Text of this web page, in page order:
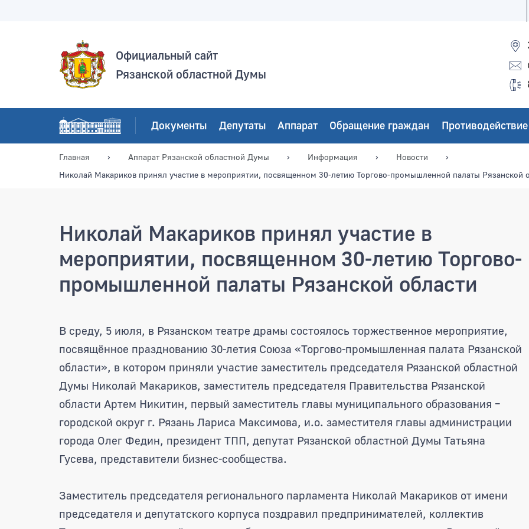
Официальный сайт
Рязанской областной Думы
Документы Депутаты Аппарат Обращение граждан
Главная Аппарат Рязанской областной Думы Информация
Новости
Николай Макариков принял участие в мероприятии, посвященном 30-летию Торгово-промышленной палаты Рязанской
Николай Макариков принял участие в
мероприятии, посвященном 30-летию Торгово-
промышленной палаты Рязанской области
Николай Макариков принял участие в мероприятии,
В среду, 5 июля, в Рязанском театре драмы состоялось торжественное мероприятие,
посвящённое празднованию 30-летия Союза «Торгово-промышленная палата Рязанской
области», в котором приняли участие заместитель председателя Рязанской областной
Думы Николай Макариков, заместитель председателя Правительства Рязанской
области Артем Никитин, первый заместитель главы муниципального образования –
городской округ г. Рязань Лариса Максимова, и.о. заместителя главы администрации
города Олег Федин, президент ТПП, депутат Рязанской областной Думы Татьяна
Гусева, представители бизнес-сообщества.
Заместитель председателя регионального парламента Николай Макариков от имени
председателя и депутатского корпуса поздравил предпринимателей, коллектив